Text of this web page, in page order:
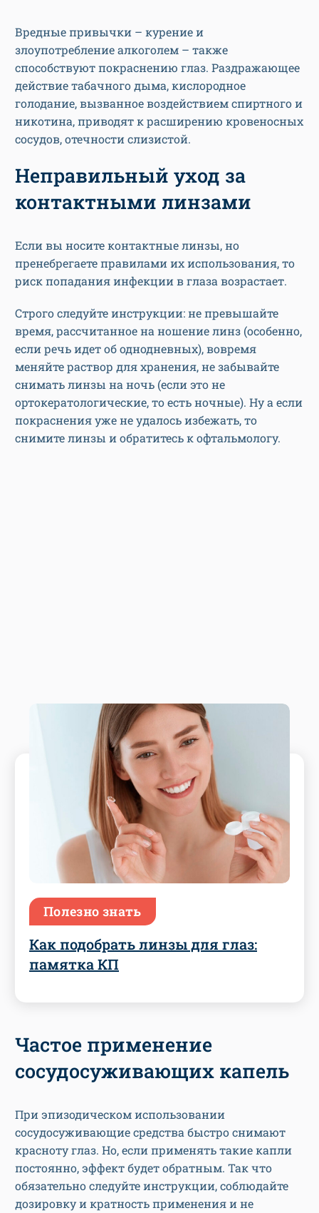
Вредные привычки – курение и
злоупотребление алкоголем – также
способствуют покраснению глаз. Раздражающее
действие табачного дыма, кислородное
голодание, вызванное воздействием спиртного и
никотина, приводят к расширению кровеносных
сосудов, отечности слизистой.
Неправильный уход за
контактными линзами
Если вы носите контактные линзы, но
пренебрегаете правилами их использования, то
риск попадания инфекции в глаза возрастает.
Строго следуйте инструкции: не превышайте
время, рассчитанное на ношение линз (особенно,
если речь идет об однодневных), вовремя
меняйте раствор для хранения, не забывайте
снимать линзы на ночь (если это не
ортокератологические, то есть ночные). Ну а если
покраснения уже не удалось избежать, то
снимите линзы и обратитесь к офтальмологу.
Полезно знать
Как подобрать линзы для глаз:
памятка КП
Частое применение
сосудосуживающих капель
При эпизодическом использовании
сосудосуживающие средства быстро снимают
красноту глаз. Но, если применять такие капли
постоянно, эффект будет обратным. Так что
обязательно следуйте инструкции, соблюдайте
дозировку и кратность применения и не